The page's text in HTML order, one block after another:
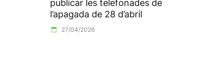
publicar les telefonades de
l’apagada de 28 d’abril
27/04/2026